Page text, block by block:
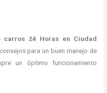
carros 24 Horas en Ciudad
para un buen manejo de
un óptimo funcionamiento